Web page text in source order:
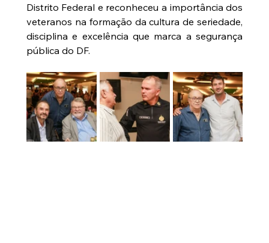
Distrito Federal e reconheceu a importância dos
veteranos na formação da cultura de seriedade,
disciplina e excelência que marca a segurança
pública do DF.